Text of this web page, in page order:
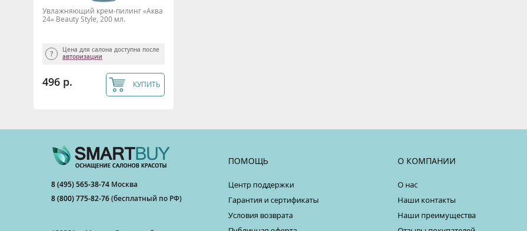
Увлажняющий крем-пилинг «Аква
24» Beauty Style, 200 мл.
Цена для салона доступна после
авторизации
496 р. КУПИТЬ
8 (495) 565-38-74 Москва
8 (800) 775-82-76(бесплатный по РФ)
ПОМОЩЬ
Центр поддержки
Гарантия и сертификаты
Условия возврата
О КОМПАНИИ
О нас
Наши контакты
Наши преимущества